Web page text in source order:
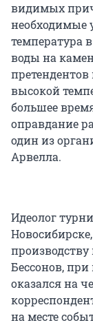
видимых
необходимые
температура
воды на
претендентов
высокой
большее
оправдание
один из
Арвелла.
Идеолог
Бессонов,
оказался на
на месте